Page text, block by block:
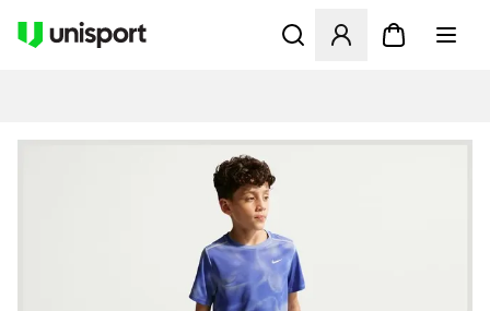
Åbner en Modal til at